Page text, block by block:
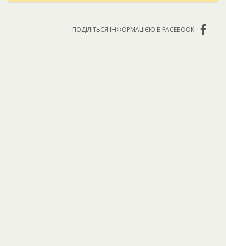
ПОДІЛІТЬСЯ ІНФОРМАЦІЄЮ В FACEBOOK